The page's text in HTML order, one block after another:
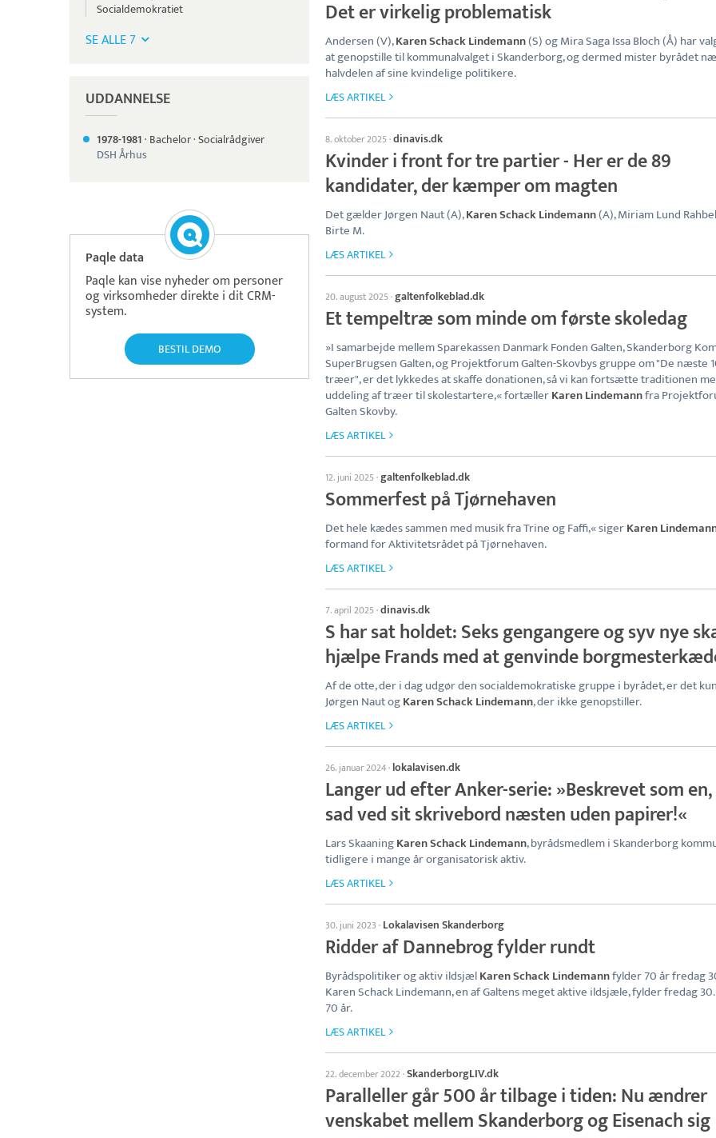
Socialdemokratiet
SE ALLE 7
UDDANNELSE
1978-1981· Bachelor·Socialrådgiver
DSH Århus
Paqle data
Paqle kan vise nyheder om personer
og virksomheder direkte i dit CRM-
system.
BESTIL DEMO
Det er virkelig problematisk
Andersen (V),Karen Schack Lindemann(S) og Mira Saga Issa Bloch (Å) har
at genopstille til kommunalvalget i Skanderborg, og dermed mister byrådet
halvdelen af sine kvindelige politikere.
LÆS ARTIKEL
8. oktober 2025·dinavis.dk
Kvinder i front for tre partier - Her er de 89
kandidater, der kæmper om magten
Det gælder Jørgen Naut (A),Karen Schack Lindemann(A), Miriam Lund
Birte M.
LÆS ARTIKEL
20. august 2025·galtenfolkeblad.dk
Et tempeltræ som minde om første skoledag
»I samarbejde mellem Sparekassen Danmark Fonden Galten, Skanderborg
SuperBrugsen Galten, og Projektforum Galten-Skovbys gruppe om "De næste
træer", er det lykkedes at skaffe donationen, så vi kan fortsætte traditionen
uddeling af træer til skolestartere,« fortællerKaren Lindemannfra
Galten Skovby.
LÆS ARTIKEL
12. juni 2025·galtenfolkeblad.dk
Sommerfest på Tjørnehaven
Det hele kædes sammen med musik fra Trine og Faffi,« sigerKaren
formand for Aktivitetsrådet på Tjørnehaven.
LÆS ARTIKEL
7. april 2025·dinavis.dk
S har sat holdet: Seks gengangere og syv nye
hjælpe Frands med at genvinde
Af de otte, der i dag udgør den socialdemokratiske gruppe i byrådet, er det kun
Jørgen Naut ogKaren Schack Lindemann, der ikke genopstiller.
LÆS ARTIKEL
26. januar 2024· lokalavisen.dk
Langer ud efter Anker-serie: »Beskrevet som
sad ved sit skrivebord næsten uden papirer!«
Lars SkaaningKaren Schack Lindemann, byrådsmedlem i Skanderborg
tidligere i mange år organisatorisk aktiv.
LÆS ARTIKEL
30. juni 2023 · Lokalavisen Skanderborg
Ridder af Dannebrog fylder rundt
Byrådspolitiker og aktiv ildsjælKaren Schack Lindemannfylder 70 år fredag
Karen Schack Lindemann, en af Galtens meget aktive ildsjæle, fylder fredag
70 år.
LÆS ARTIKEL
22. december 2022·SkanderborgLIV.dk
Paralleller går 500 år tilbage i tiden: Nu ændrer
venskabet mellem Skanderborg og Eisenach sig